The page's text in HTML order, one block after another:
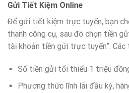
Gửi Tiết Kiệm Online
Để gửi tiết kiệm trực tuyến, bạn
thanh công cụ, sau đó chọn tiền
tài khoản tiền gửi trực tuyến”. Các
Số tiền gửi tối thiểu 1 triệu
Phương thức lĩnh lãi đầu kỳ,